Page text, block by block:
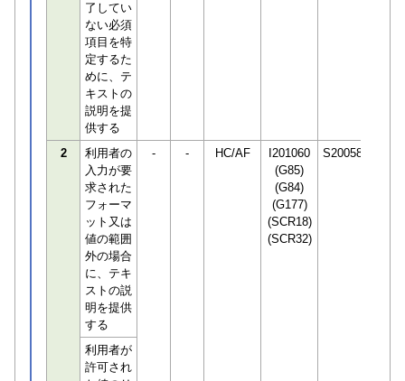
了してい
ない必須
項目を特
定するた
めに、テ
キストの
説明を提
供する
2
利用者の
入力が要
求された
フォーマ
ット又は
値の範囲
外の場合
に、テキ
ストの説
明を提供
する
- - HC/AF
I201060
(G85)
(G84)
(G177)
(SCR18)
(SCR32)
S200589
利用者が
許可され